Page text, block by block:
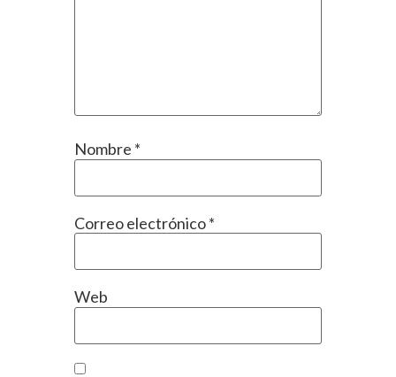
Nombre *
Correo electrónico*
Web